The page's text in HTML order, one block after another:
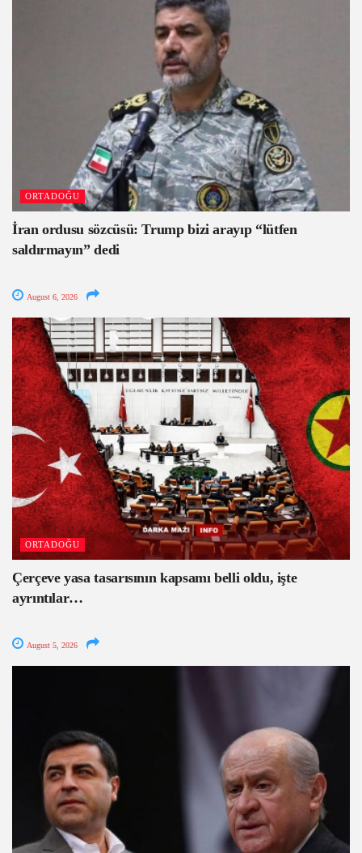
ORTADOĞU
İran ordusu sözcüsü: Trump bizi arayıp “lütfen
saldırmayın” dedi
August 6, 2026
ORTADOĞU
Çerçeve yasa tasarısının kapsamı belli oldu, işte
ayrıntılar…
August 5, 2026